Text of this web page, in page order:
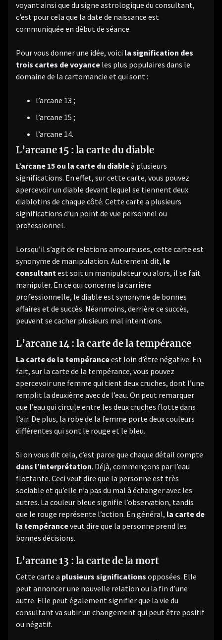
voyant ainsi que du signe astrologique du consultant,
c’est pour cela que la date de naissance est
communiquée en début de séance.
Pour vous donner une idée, voici la signification des
trois cartes de voyance les plus populaires dans le
domaine de la cartomancie et qui sont :
l’arcane 13 ;
l’arcane 15 ;
l’arcane 14.
L’arcane 15 : la carte du diable
L’arcane 15 ou la carte du diableà plusieurs
significations. En effet, sur cette carte, vous pouvez
apercevoir un diable devant lequel se tiennent deux
diablotins de chaque côté. Cette carte a plusieurs
significations d’un point de vue personnel ou
professionnel.
Lorsqu’il s’agit de relations amoureuses, cette carte est
synonyme de manipulation. Autrement dit, le
consultant est soit un manipulateur ou alors, il se fait
manipuler. En ce qui concerne la carrière
professionnelle, le diable est synonyme de bonnes
affaires et de succès. Néanmoins, derrière ce succès,
peuvent se cacher plusieurs mal intentions.
L’arcane 14 : la carte de la tempérance
La carte de la tempéranceest loin d’être négative. En
fait, sur la carte de la tempérance, vous pouvez
apercevoir une femme qui tient deux cruches, dont l’une
remplit la deuxième avec de l’eau. On peut remarquer
que l’eau qui circule entre les deux cruches flotte dans
l’air. De plus, la robe de la femme porte deux couleurs
différentes qui sont le rouge et le bleu.
Si on vous dit cela, c’est parce que chaque détail compte
dans l’interprétation. Déjà, commençons par l’eau
flottante. Ceci veut dire que la personne est très
sociable et qu’elle n’a pas du mal à échanger avec les
autres. La couleur bleue signifie l’observation, tandis
que le rouge représente l’action. En général, la carte de
la tempéranceveut dire que la personne prend les
bonnes décisions.
L’arcane 13 : la carte de la mort
Cette carte a plusieurs significations opposées. Elle
peut annoncer une nouvelle relation ou la fin d’une
autre. Elle peut également signifier que la vie du
consultant va subir un changement qui peut être positif
ou négatif.